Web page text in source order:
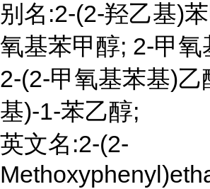
别名:2-(2-羟乙基)
氧基苯甲醇; 2-甲氧
2-(2-甲氧基苯基)乙
基)-1-苯乙醇;
英文名:2-(2-